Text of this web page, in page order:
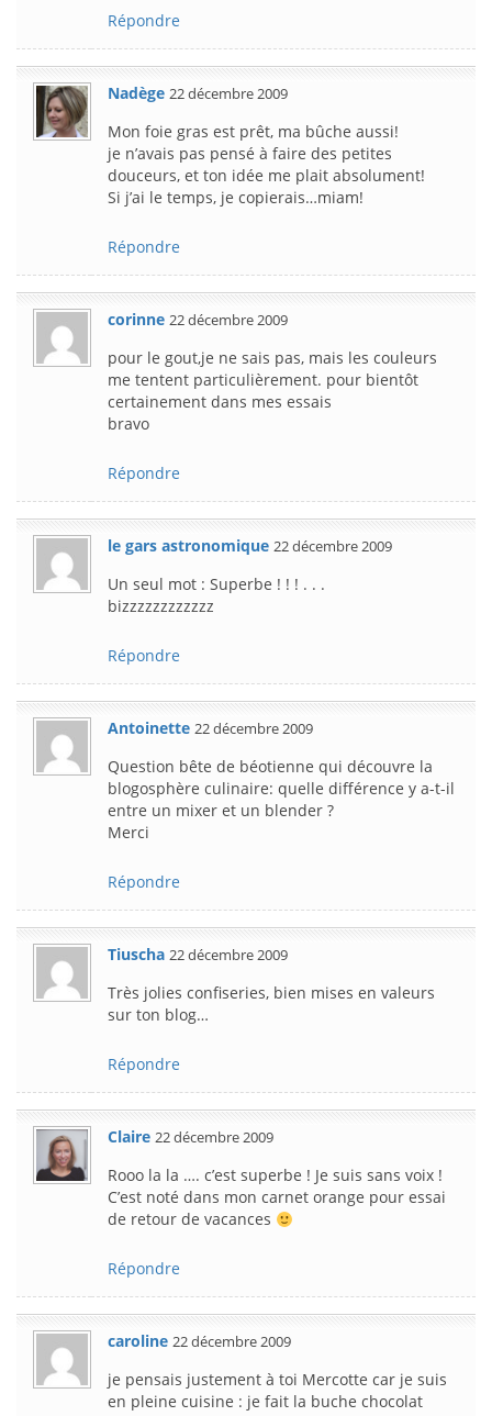
Répondre
Nadège 22 décembre 2009
Mon foie gras est prêt, ma bûche aussi!
je n’avais pas pensé à faire des petites
douceurs, et ton idée me plait absolument!
Si j’ai le temps, je copierais…miam!
Répondre
corinne 22 décembre 2009
pour le gout,je ne sais pas, mais les couleurs
me tentent particulièrement. pour bientôt
certainement dans mes essais
bravo
Répondre
le gars astronomique 22 décembre 2009
Un seul mot : Superbe ! ! ! . . .
bizzzzzzzzzzzz
Répondre
Antoinette 22 décembre 2009
Question bête de béotienne qui découvre la
blogosphère culinaire: quelle différence y a-t-il
entre un mixer et un blender ?
Merci
Répondre
Tiuscha 22 décembre 2009
Très jolies confiseries, bien mises en valeurs
sur ton blog…
Répondre
Claire 22 décembre 2009
Rooo la la …. c’est superbe ! Je suis sans voix !
C’est noté dans mon carnet orange pour essai
de retour de vacances
Répondre
caroline 22 décembre 2009
je pensais justement à toi Mercotte car je suis
en pleine cuisine : je fait la buche chocolat